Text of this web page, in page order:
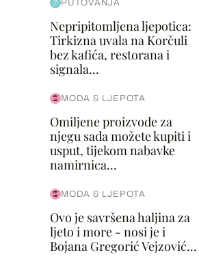
PUTOVANJA
Nepripitomljena ljepotica:
Tirkizna uvala na Korčuli
bez kafića, restorana i
signala...
MODA & LJEPOTA
Omiljene proizvode za
njegu sada možete kupiti i
usput, tijekom nabavke
namirnica...
MODA & LJEPOTA
Ovo je savršena haljina za
ljeto i more - nosi je i
Bojana Gregorić Vejzović...